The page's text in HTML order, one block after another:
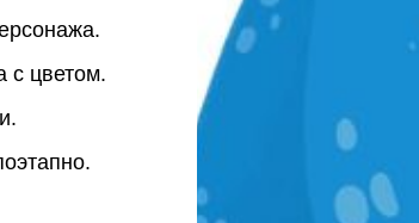
с цветом.